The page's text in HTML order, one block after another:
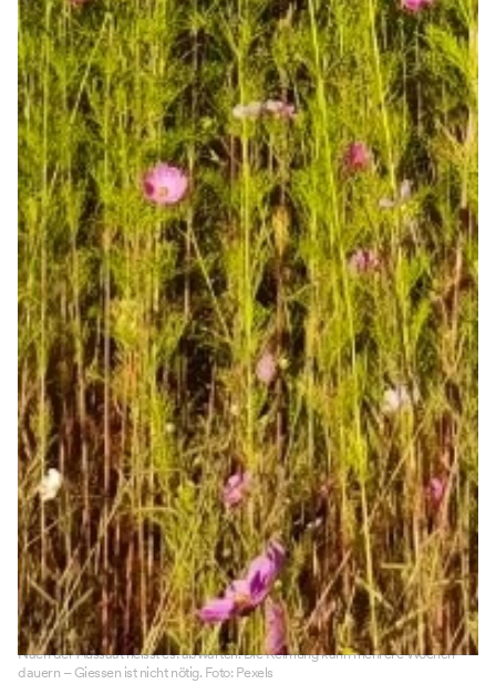
Nach der Aussaat heisst es: abwarten. Die Keimung kann mehrere Wochen
dauern – Giessen ist nicht nötig. Foto: Pexels